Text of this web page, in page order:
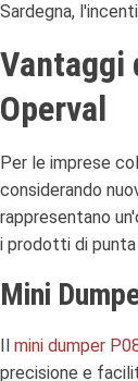
Sardegna,
Vantaggi
Operval
Per le imprese
considerando
rappresentano
i prodotti di punta
Mini
Il mini dumper
precisione e